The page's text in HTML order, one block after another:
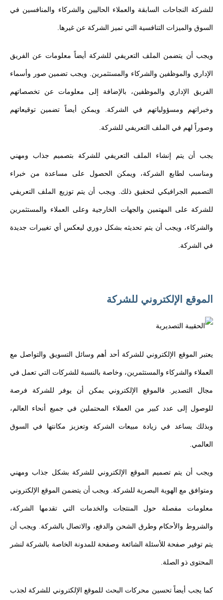
للشركة النجاحات السابقة والعملاء الحاليين والشركاء والمنافسين في
السوق والميزات التنافسية التي تميز الشركة عن غيرها.
ويجب أن يتضمن الملف التعريفي للشركة أيضاً معلومات عن الفريق
الإداري والموظفين والشركاء والمستثمرين. ويجب تضمين صور وأسماء
الفريق الإداري والموظفين، بالإضافة إلى معلومات عن تخصصاتهم
وخبراتهم ومسؤولياتهم في الشركة. ويمكن أيضاً تضمين توقيعاتهم
وصوراً لهم في الملف التعريفي للشركة.
يجب أن يتم إنشاء الملف التعريفي للشركة بتصميم جذاب ومهني
ومناسب لطابع الشركة، ويمكن الحصول على مساعدة من خبراء
التصميم الجرافيكي لتحقيق ذلك. ويجب أن يتم توزيع الملف التعريفي
للشركة على المهتمين والجهات الخارجية وعلى العملاء والمستثمرين
والشركاء، ويجب أن يتم تحديثه بشكل دوري ليعكس أي تغييرات جديدة
في الشركة.
الموقع الإلكتروني للشركة
يعتبر الموقع الإلكتروني للشركة أحد أهم وسائل التسويق والتواصل مع
العملاء والشركاء والمستثمرين، وخاصة بالنسبة للشركات التي تعمل في
مجال التصدير. فالموقع الإلكتروني يمكن أن يوفر للشركة فرصة
للوصول إلى عدد كبير من العملاء المحتملين في جميع أنحاء العالم،
وبذلك يساعد في زيادة مبيعات الشركة وتعزيز مكانتها في السوق
العالمي.
ويجب أن يتم تصميم الموقع الإلكتروني للشركة بشكل جذاب ومهني
ومتوافق مع الهوية البصرية للشركة. ويجب أن يتضمن الموقع الإلكتروني
معلومات مفصلة حول المنتجات والخدمات التي تقدمها الشركة،
والشروط والأحكام وطرق الشحن والدفع، والاتصال بالشركة. ويجب أن
يتم توفير صفحة للأسئلة الشائعة وصفحة للمدونة الخاصة بالشركة لنشر
المحتوى ذو الصلة.
كما يجب أيضاً تحسين محركات البحث للموقع الإلكتروني للشركة لجذب